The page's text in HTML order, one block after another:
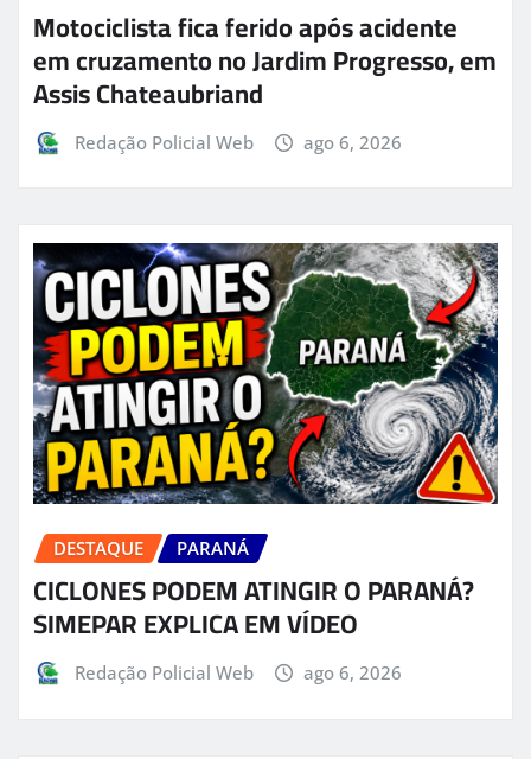
Motociclista fica ferido após acidente
em cruzamento no Jardim Progresso, em
Assis Chateaubriand
Redação Policial Web ago 6, 2026
DESTAQUE PARANÁ
CICLONES PODEM ATINGIR O PARANÁ?
SIMEPAR EXPLICA EM VÍDEO
Redação Policial Web ago 6, 2026